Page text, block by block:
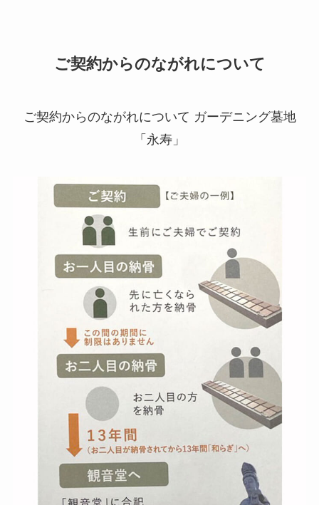
ご契約からのながれについて
ご契約からのながれについて ガーデニング墓地
「永寿」